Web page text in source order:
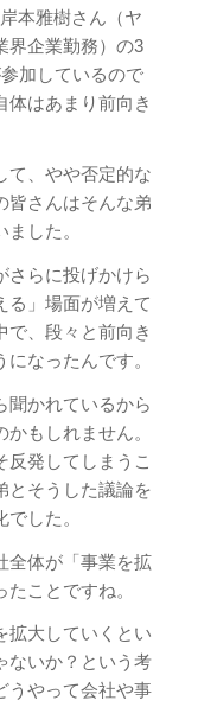
本雅樹さん（ヤ
界企業勤務）の3
加しているので
体はあまり前向き
て、やや否定的な
皆さんはそんな弟
した。
さらに投げかけら
る」場面が増えて
で、段々と前向き
なったんです。
聞かれているから
もしれません。
発してしまうこ
とそうした議論を
した。
全体が「事業を拡
ことですね。
拡大していくとい
ないか？という考
うやって会社や事